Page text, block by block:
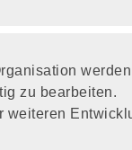
zu bearbeiten.